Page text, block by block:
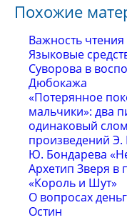
Похожие
Важность
Языковые
Суворова в
Дюбокажа
«Потерянное
мальчики»: два
одинаковый
произведений
Ю. Бондарева
Архетип Зверя в
«Король и Шут»
О вопросах
Остин